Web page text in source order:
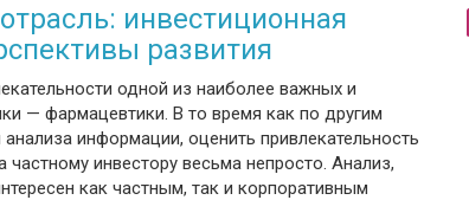
инвестиционная
развития
одной из наиболее важных и
— фармацевтики. В то время как по другим
информации, оценить привлекательность
инвестору весьма непросто. Анализ,
как частным, так и корпоративным